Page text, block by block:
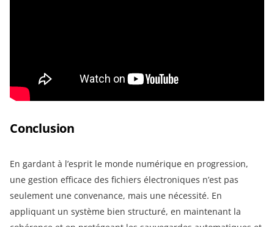
Conclusion
En gardant à l’esprit le monde numérique en progression,
une gestion efficace des fichiers électroniques n’est pas
seulement une convenance, mais une nécessité. En
appliquant un système bien structuré, en maintenant la